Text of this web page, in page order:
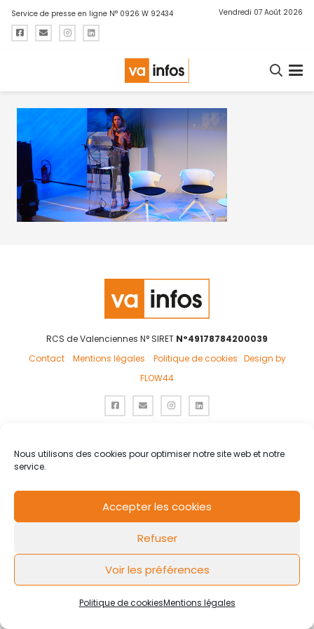
Nous utilisons des cookies pour optimiser notre site web et notre
service.
Accepter les cookies
Refuser
Voir les préférences
Politique de cookiesMentions légales
Service de presse en ligne N° 0926 W 92434 Vendredi 07 Août 2026
RCS de Valenciennes N° SIRET N°49178784200039
Contact
Mentions légales Politique de cookies Design by
FLOW44